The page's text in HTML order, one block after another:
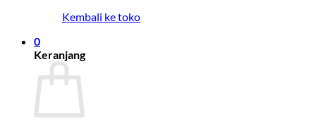
Kembali ke toko
0
Keranjang